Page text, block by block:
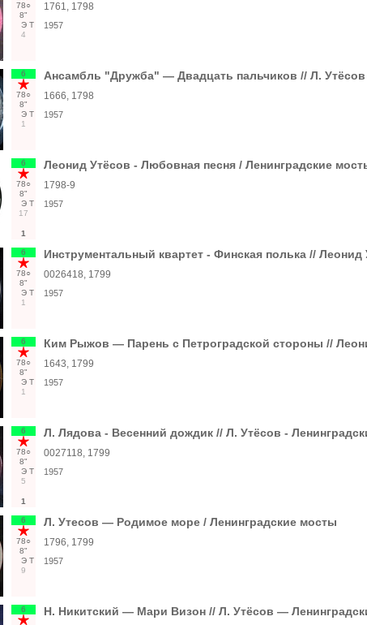
78○
8"
Э Т
4
1761, 1798
1957
6
78○
8"
Э Т
1
Ансамбль "Дружба" — Двадцать пальчиков // Л.
1666, 1798
1957
6
78○
8"
Э Т
17
1
Леонид Утёсов - Любовная песня / Ленинградские
1798-9
1957
6
78○
8"
Э Т
1
Инструментальный квартет - Финская полька //
0026418, 1799
1957
6
78○
8"
Э Т
1
Ким Рыжов — Парень с Петроградской стороны //
1643, 1799
1957
6
78○
8"
Э Т
5
1
Л. Лядова - Весенний дождик // Л. Утёсов -
0027118, 1799
1957
6
78○
8"
Э Т
9
Л. Утесов — Родимое море / Ленинградские мосты
1796, 1799
1957
6 Н. Никитский — Мари Визон // Л. Утёсов —